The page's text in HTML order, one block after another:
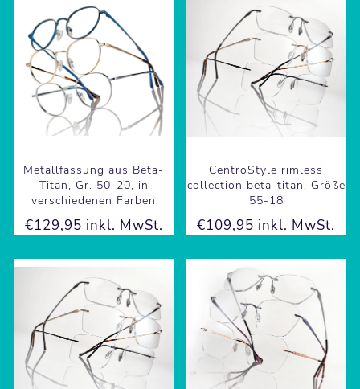
Metallfassung aus Beta-
Titan, Gr. 50-20, in
verschiedenen Farben
€129,95 inkl. MwSt.
CentroStyle rimless
collection beta-titan, Größe
55-18
€109,95 inkl. MwSt.